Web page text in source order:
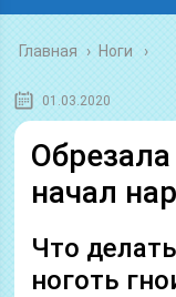
Главная › Ноги
01.03.2020
Обрезала
начал
Что
ноготь